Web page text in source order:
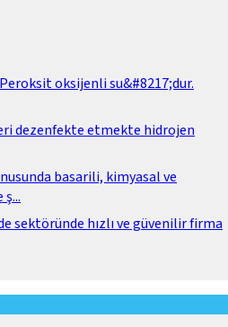
oksijenli su&#8217;dur.
dezenfekte etmekte hidrojen
basarili, kimyasal ve
ş...
sektöründe hızlı ve güvenilir firma